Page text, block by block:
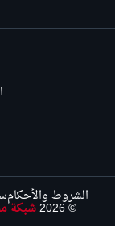
© 2026 شبكة
الشروط والأحكام